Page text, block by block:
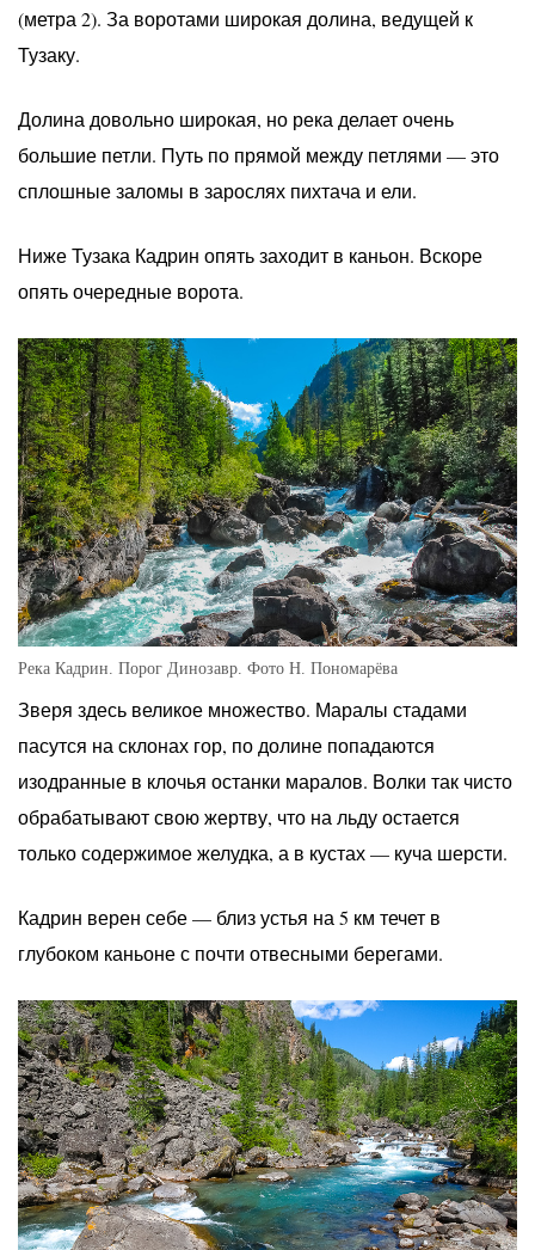
(метра 2). За воротами широкая долина, ведущей к
Тузаку.
Долина довольно широкая, но река делает очень
большие петли. Путь по прямой между петлями — это
сплошные заломы в зарослях пихтача и ели.
Ниже Тузака Кадрин опять заходит в каньон. Вскоре
опять очередные ворота.
Река Кадрин. Порог Динозавр. Фото Н. Пономарёва
Зверя здесь великое множество. Маралы стадами
пасутся на склонах гор, по долине попадаются
изодранные в клочья останки маралов. Волки так чисто
обрабатывают свою жертву, что на льду остается
только содержимое желудка, а в кустах — куча шерсти.
Кадрин верен себе — близ устья на 5 км течет в
глубоком каньоне с почти отвесными берегами.